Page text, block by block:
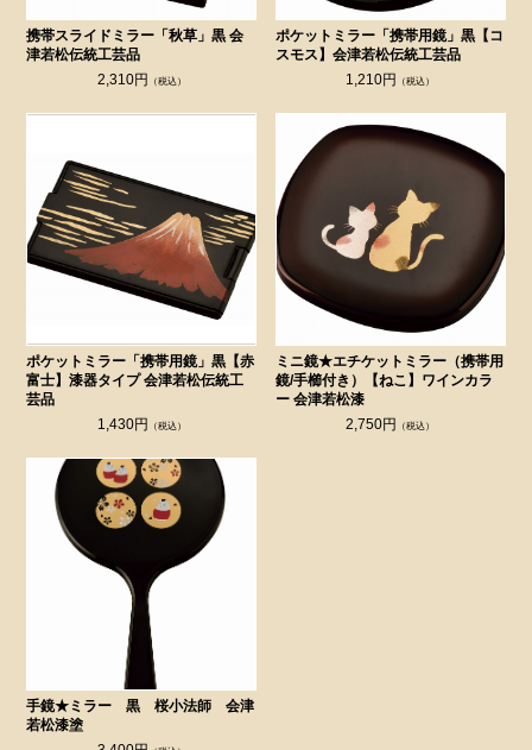
携帯スライドミラー「秋草」黒 会
津若松伝統工芸品
2,310円
（税込）
ポケットミラー「携帯用鏡」黒【コ
スモス】会津若松伝統工芸品
1,210円
（税込）
ポケットミラー「携帯用鏡」黒【赤
富士】漆器タイプ 会津若松伝統工
芸品
1,430円
（税込）
ミニ鏡★エチケットミラー（携帯用
鏡/手櫛付き）【ねこ】ワインカラ
ー 会津若松漆
2,750円
（税込）
手鏡★ミラー 黒 桜小法師 会津
若松漆塗